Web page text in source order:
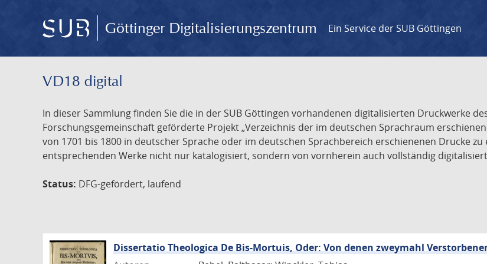
Göttinger Digitalisierungszentrum Ein Service der SUB Göttingen
VD18 digital
In dieser Sammlung finden Sie die in der SUB Göttingen vorhandenen digitalisierten Druckwerke
Forschungsgemeinschaft geförderte Projekt „Verzeichnis der im deutschen Sprachraum
von 1701 bis 1800 in deutscher Sprache oder im deutschen Sprachbereich erschienenen Drucke
entsprechenden Werke nicht nur katalogisiert, sondern von vornherein auch vollständig
Status: DFG-gefördert, laufend
Dissertatio Theologica De Bis-Mortuis, Oder: Von denen zweymahl